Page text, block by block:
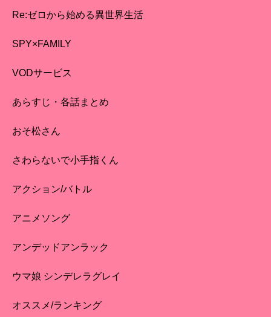
Re:ゼロから始める異世界生活
SPY×FAMILY
VODサービス
あらすじ・各話まとめ
おそ松さん
さわらないで小手指くん
アクション/バトル
アニメソング
アンデッドアンラック
ウマ娘 シンデレラグレイ
オススメ/ランキング